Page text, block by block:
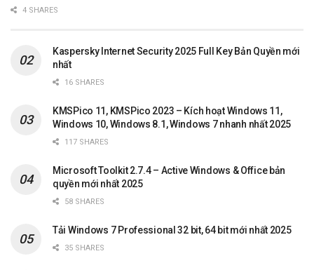
4 SHARES
Kaspersky Internet Security 2025 Full Key Bản Quyền mới
nhất
16 SHARES
KMSPico 11, KMSPico 2023 – Kích hoạt Windows 11,
Windows 10, Windows 8.1, Windows 7 nhanh nhất 2025
117 SHARES
Microsoft Toolkit 2.7.4 – Active Windows & Office bản
quyền mới nhất 2025
58 SHARES
Tải Windows 7 Professional 32 bit, 64 bit mới nhất 2025
35 SHARES